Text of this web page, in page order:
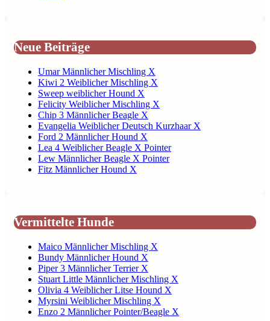
Neue Beiträge
Umar Männlicher Mischling X
Kiwi 2 Weiblicher Mischling X
Sweep weiblicher Hound X
Felicity Weiblicher Mischling X
Chip 3 Männlicher Beagle X
Evangelia Weiblicher Deutsch Kurzhaar X
Ford 2 Männlicher Hound X
Lea 4 Weiblicher Beagle X Pointer
Lew Männlicher Beagle X Pointer
Fitz Männlicher Hound X
Vermittelte Hunde
Maico Männlicher Mischling X
Bundy Männlicher Hound X
Piper 3 Männlicher Terrier X
Stuart Little Männlicher Mischling X
Olivia 4 Weiblicher Litse Hound X
Myrsini Weiblicher Mischling X
Enzo 2 Männlicher Pointer/Beagle X